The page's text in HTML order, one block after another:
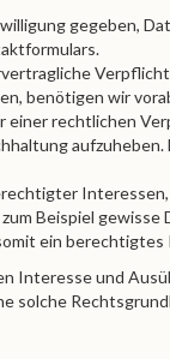
gegeben,
benötigen wir
einer rechtlichen
Beispiel
ein berechtigtes
Interesse und